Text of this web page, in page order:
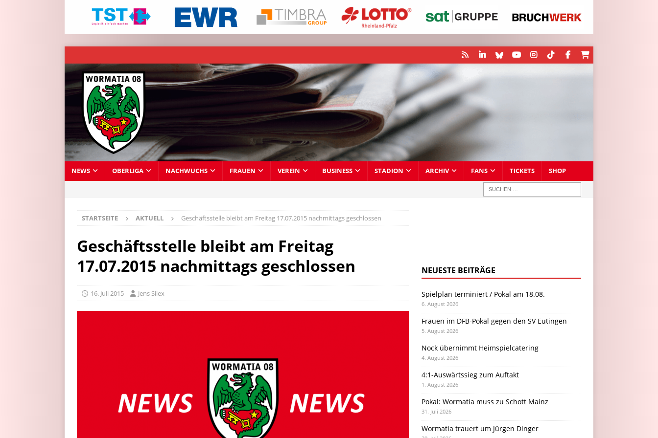
NEWS OBERLIGA NACHWUCHS FRAUEN VEREIN BUSINESS STADION ARCHIV FANS TICKETS SHOP
STARTSEITE AKTUELL Geschäftsstelle bleibt am Freitag 17.07.2015 nachmittags geschlossen
Geschäftsstelle bleibt am Freitag
17.07.2015 nachmittags geschlossen
16. Juli 2015 Jens Silex
NEUESTE BEITRÄGE
Spielplan terminiert / Pokal am 18.08.
6. August 2026
Frauen im DFB-Pokal gegen den SV Eutingen
5. August 2026
Nock übernimmt Heimspielcatering
4. August 2026
4:1-Auswärtssieg zum Auftakt
1. August 2026
Pokal: Wormatia muss zu Schott Mainz
31. Juli 2026
Wormatia trauert um Jürgen Dinger